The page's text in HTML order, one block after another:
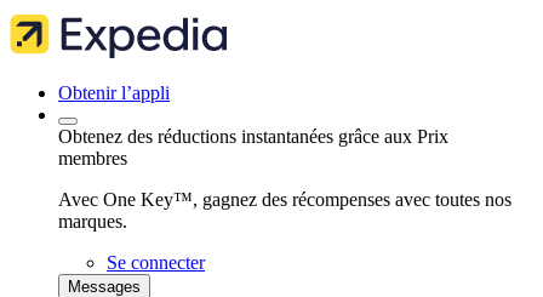
Obtenir l’appli
Obtenez des réductions instantanées grâce aux Prix
membres
Avec One Key™, gagnez des récompenses avec toutes nos
marques.
Se connecter
Messages